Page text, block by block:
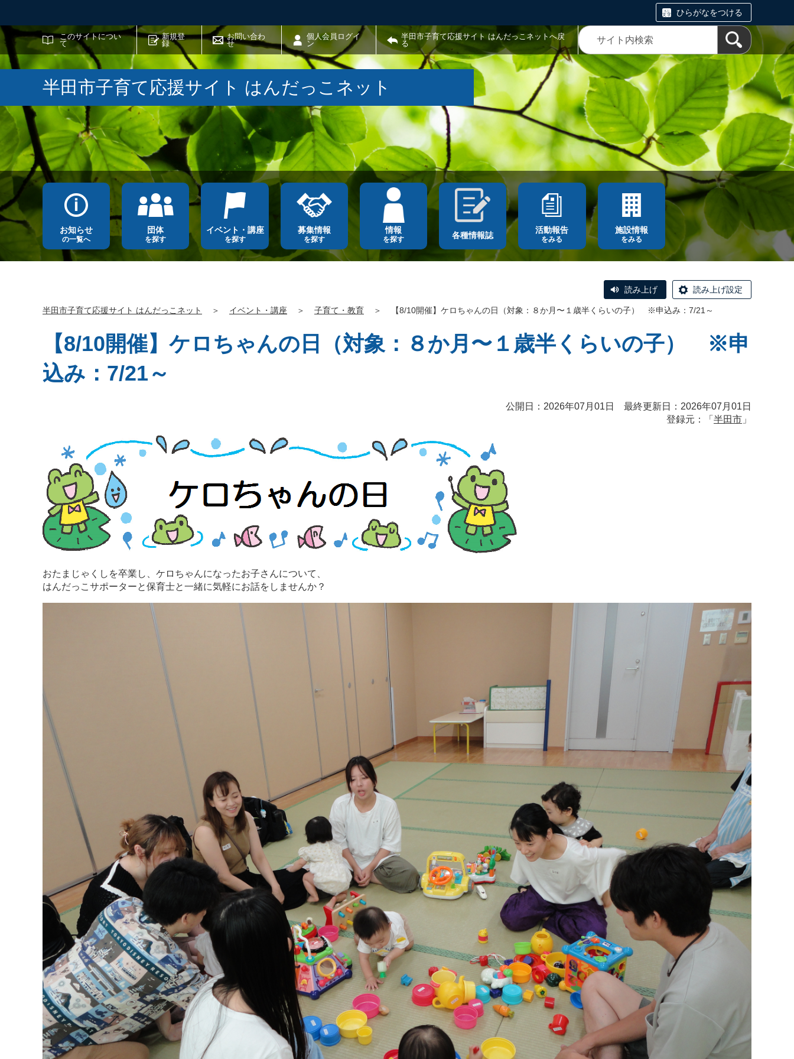
ひらがなをつける
このサイトについ
て
新規登
録
お問い合わ
せ
個人会員ログイ
ン
半田市子育て応援サイト はんだっこネットへ戻
る
サイト内検索
半田市子育て応援サイト はんだっこネット
お知らせ
の一覧へ
団体
を探す
イベント・講座
を探す
募集情報
を探す
情報
を探す 各種情報誌
活動報告
をみる
施設情報
をみる
読み上げ 読み上げ設定
半田市子育て応援サイト はんだっこネット ＞ イベント・講座 ＞ 子育て・教育 ＞ 【8/10開催】ケロちゃんの日（対象：８か月〜１歳半くらいの子） ※申込み：7/21～
【8/10開催】ケロちゃんの日（対象：８か月〜１歳半くらいの子） ※申
込み：7/21～
公開日：2026年07月01日 最終更新日：2026年07月01日
登録元：「 半田市 」
おたまじゃくしを卒業し、ケロちゃんになったお子さんについて、
はんだっこサポーターと保育士と一緒に気軽にお話をしませんか？